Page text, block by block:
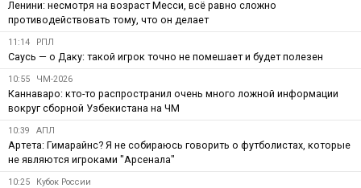
Ленини: несмотря на возраст Месси, всё равно сложно
противодействовать тому, что он делает
11:14 РПЛ
Саусь — о Даку: такой игрок точно не помешает и будет полезен
10:55 ЧМ-2026
Каннаваро: кто-то распространил очень много ложной информации
вокруг сборной Узбекистана на ЧМ
10:39 АПЛ
Артета: Гимарайнс? Я не собираюсь говорить о футболистах, которые
не являются игроками "Арсенала"
10:25 Кубок России